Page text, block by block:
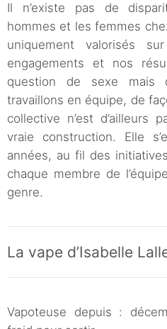
Il n’existe pas de
hommes et les femmes
uniquement valorisés
engagements et nos
question de sexe mais
travaillons en équipe, de
collective n’est d’ailleurs
vraie construction. Elle
années, au fil des
chaque membre de
genre.
La vape d’Isabelle
Vapoteuse depuis :